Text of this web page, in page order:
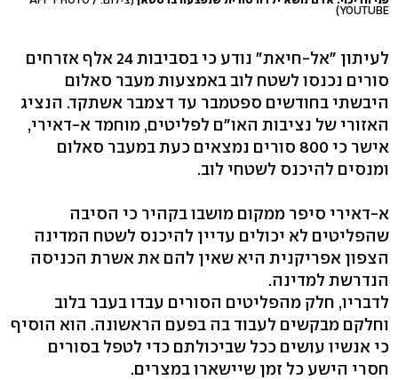
YOUTUBE)
לעיתון "אל-חיאת" נודע כי בסביבות 24 אלף אזרחים
סורים נכנסו לשטח לוב באמצעות מעבר סאלום
היבשתי בחודשים ספטמבר עד דצמבר אשתקד. הנציג
האזורי של נציבות האו"ם לפליטים, מוחמד א-דאירי,
אישר כי 800 סורים נמצאים כעת במעבר סאלום
ומנסים להיכנס לשטחי לוב.
א-דאירי סיפר ממקום מושבו בקהיר כי הסיבה
שהפליטים לא יכולים עדיין להיכנס לשטח המדינה
הצפון אפריקנית היא שאין להם את אשרת הכניסה
הנדרשת למדינה.
לדבריו, חלק מהפליטים הסורים עבדו בעבר בלוב
וחלקם מבקשים לעבוד בה בפעם הראשונה. הוא הוסיף
כי אנשיו עושים ככל שביכולתם כדי לטפל בסורים
חסרי הישע כל זמן שיישארו במצרים.